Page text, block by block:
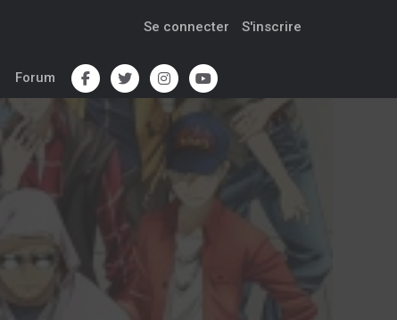
Se connecter S'inscrire
Forum